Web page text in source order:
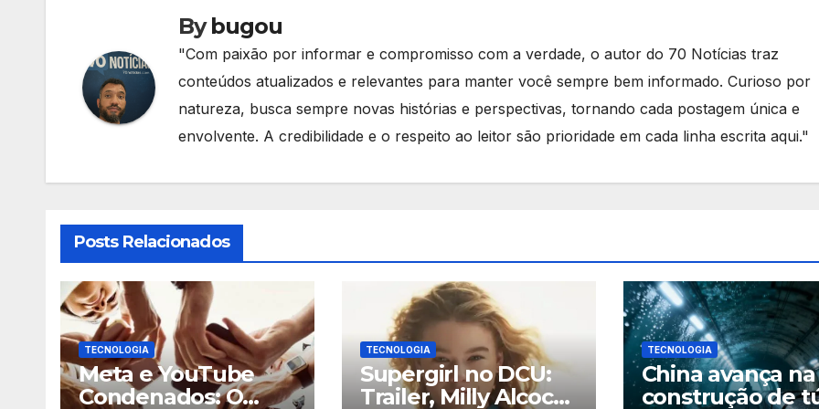
Bybugou
"Com paixão por informar e compromisso com a verdade, o autor do 70 Notícias traz
conteúdos atualizados e relevantes para manter você sempre bem informado. Curioso por
natureza, busca sempre novas histórias e perspectivas, tornando cada postagem única e
envolvente. A credibilidade e o respeito ao leitor são prioridade em cada linha escrita aqui."
Posts Relacionados
TECNOLOGIA
Meta e YouTube
Condenados: O
TECNOLOGIA
Supergirl no DCU:
Trailer, Milly Alcock
TECNOLOGIA
China avança na
construção de